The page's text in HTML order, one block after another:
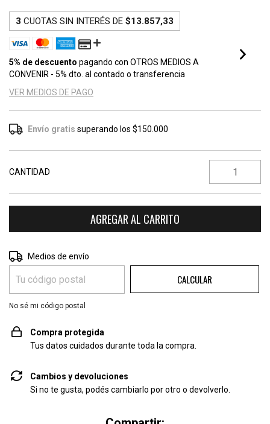
3 CUOTAS SIN INTERÉS DE $13.857,33
5% de descuento pagando con OTROS MEDIOS A
CONVENIR - 5% dto. al contado o transferencia
VER MEDIOS DE PAGO
Envío gratis superando los$150.000
CANTIDAD
Entregas para el CP:
Medios de envío
CALCULAR
No sé mi código postal
Compra protegida
Tus datos cuidados durante toda la compra.
Cambios y devoluciones
Si no te gusta, podés cambiarlo por otro o devolverlo.